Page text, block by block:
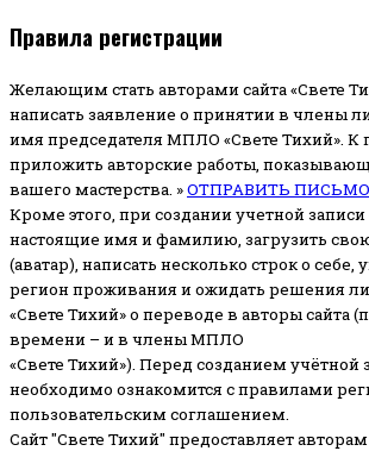
Правила регистрации
Желающим стать авторами сайта «Свете
написать заявление о принятии в члены
имя председателя МПЛО «Свете Тихий». К
приложить авторские работы,
вашего мастерства. »ОТПРАВИТЬ ПИСЬМО
Кроме этого, при создании учетной записи
настоящие имя и фамилию, загрузить
(аватар), написать несколько строк о себе,
регион проживания и ожидать решения
«Свете Тихий» о переводе в авторы сайта
времени – и в члены МПЛО
«Свете Тихий»). Перед созданием учётной
необходимо ознакомится с правилами
пользовательским соглашением.
Сайт "Свете Тихий" предоставляет